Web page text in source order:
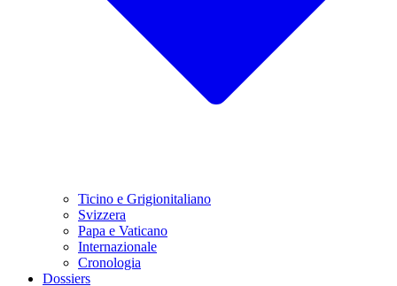
Ticino e Grigionitaliano
Svizzera
Papa e Vaticano
Internazionale
Cronologia
Dossiers